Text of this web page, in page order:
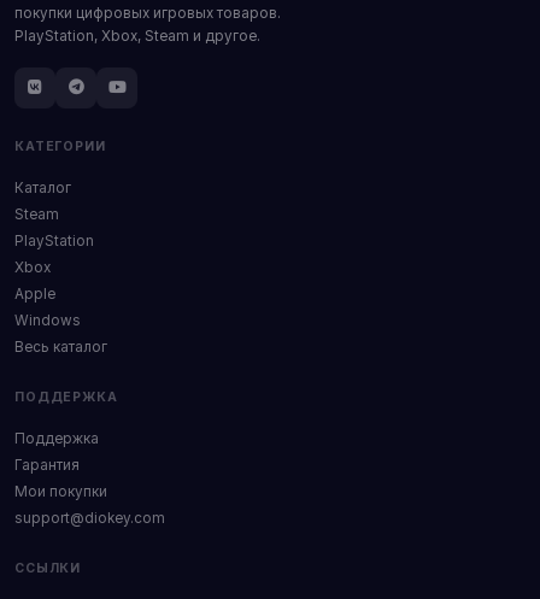
покупки цифровых игровых товаров.
PlayStation, Xbox, Steam и другое.
КАТЕГОРИИ
Каталог
Steam
PlayStation
Xbox
Apple
Windows
Весь каталог
ПОДДЕРЖКА
Поддержка
Гарантия
Мои покупки
support@diokey.com
ССЫЛКИ